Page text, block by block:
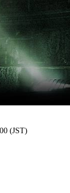
(JST)